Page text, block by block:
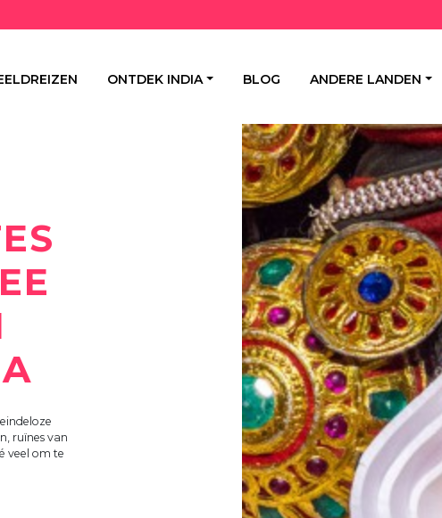
ONTDEK INDIA BLOG ANDERE LANDEN
ruïnes van
veel om te